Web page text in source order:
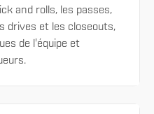
and rolls, les passes,
drives et les closeouts,
de l'équipe et